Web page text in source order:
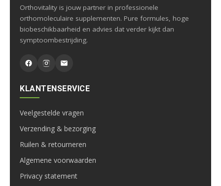
Orthovitality is jouw partner in professionele
orthomoleculaire supplementen. Pure formules, hoge
biobeschikbaarheid en advies dat verder kijkt dan
symptoombestrijding.
KLANTENSERVICE
Veelgestelde vragen
Verzending & bezorging
Ruilen & retourneren
Algemene voorwaarden
Privacy statement